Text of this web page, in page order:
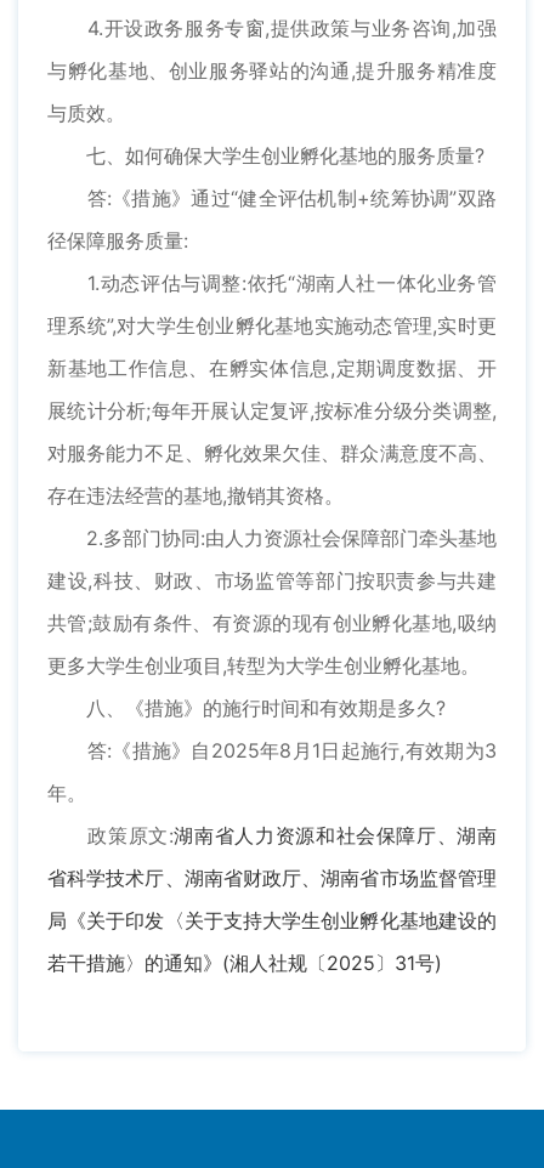
4.开设政务服务专窗,提供政策与业务咨询,加强
与孵化基地、创业服务驿站的沟通,提升服务精准度
与质效。
七、如何确保大学生创业孵化基地的服务质量?
答:《措施》通过“健全评估机制+统筹协调”双路
径保障服务质量:
1.动态评估与调整:依托“湖南人社一体化业务管
理系统”,对大学生创业孵化基地实施动态管理,实时更
新基地工作信息、在孵实体信息,定期调度数据、开
展统计分析;每年开展认定复评,按标准分级分类调整,
对服务能力不足、孵化效果欠佳、群众满意度不高、
存在违法经营的基地,撤销其资格。
2.多部门协同:由人力资源社会保障部门牵头基地
建设,科技、财政、市场监管等部门按职责参与共建
共管;鼓励有条件、有资源的现有创业孵化基地,吸纳
更多大学生创业项目,转型为大学生创业孵化基地。
八、《措施》的施行时间和有效期是多久?
答:《措施》自2025年8月1日起施行,有效期为3
年。
政策原文:湖南省人力资源和社会保障厅、湖南
省科学技术厅、湖南省财政厅、湖南省市场监督管理
局《关于印发〈关于支持大学生创业孵化基地建设的
若干措施〉的通知》(湘人社规〔2025〕31号)